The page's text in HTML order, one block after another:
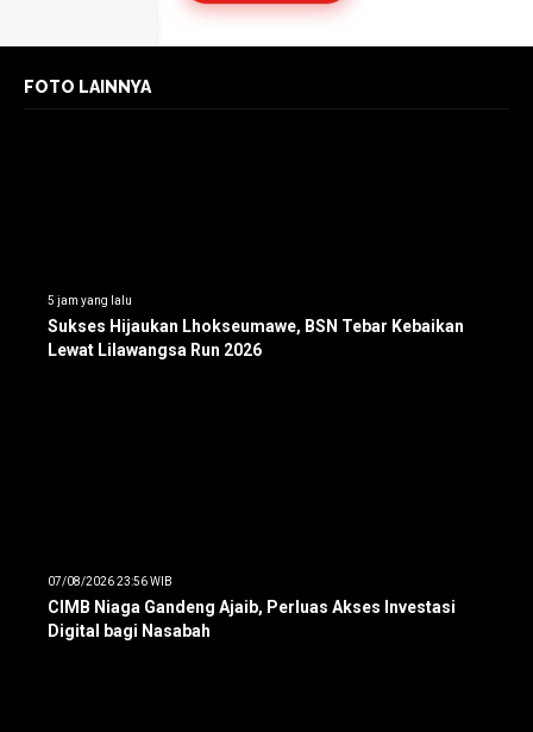
FOTO LAINNYA
5 jam yang lalu
Sukses Hijaukan Lhokseumawe, BSN Tebar Kebaikan
Lewat Lilawangsa Run 2026
07/08/2026 23:56 WIB
CIMB Niaga Gandeng Ajaib, Perluas Akses Investasi
Digital bagi Nasabah